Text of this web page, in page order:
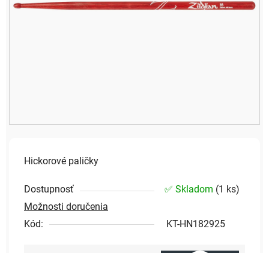
Hickorové paličky
Dostupnosť ✅ Skladom (1 ks)
Možnosti doručenia
Kód:
KT-HN182925